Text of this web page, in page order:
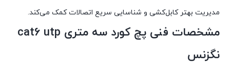
مدیریت بهتر کابل‌کشی و شناسایی سریع اتصالات کمک می‌کند.
مشخصات فنی پچ کورد سه متری cat6 utp
نگزنس